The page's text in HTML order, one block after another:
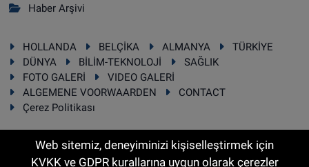
Haber Arşivi
HOLLANDA BELÇİKA ALMANYA
TÜRKİYE
DÜNYA
BİLİM-TEKNOLOJİ
SAĞLIK
FOTO GALERİ
VIDEO GALERİ
ALGEMENE VOORWAARDEN
CONTACT
Çerez Politikası
Web sitemiz, deneyiminizi kişiselleştirmek için
KVKK ve GDPR kurallarına uygun olarak çerezler